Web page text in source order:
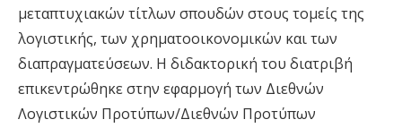
μεταπτυχιακών τίτλων σπουδών στους τομείς της
λογιστικής, των χρηματοοικονομικών και των
διαπραγματεύσεων. Η διδακτορική του διατριβή
επικεντρώθηκε στην εφαρμογή των Διεθνών
Λογιστικών Προτύπων/Διεθνών Προτύπων